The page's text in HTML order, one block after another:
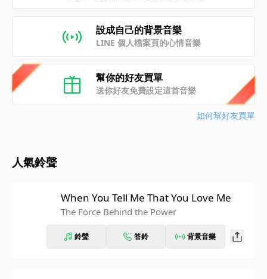
設成自己的背景音樂
LINE 個人檔案頁的心情音樂
幫你的好友買單
送你好友免費設定這首音樂
如何幫好友買單
人氣鈴聲
When You Tell Me That You Love Me
The Force Behind the Power
鈴聲 答鈴 背景音樂